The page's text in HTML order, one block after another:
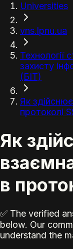
Universities
vns.lpnu.ua
Технології
захисту
(БІТ)
Як
протоколі
Як
в
✅ The verified
below. Our
understand the